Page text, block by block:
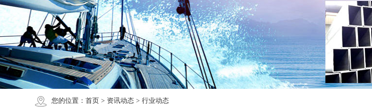
您的位置： 首页 > 资讯动态 > 行业动态